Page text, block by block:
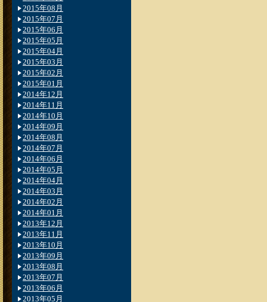
2015年08月
2015年07月
2015年06月
2015年05月
2015年04月
2015年03月
2015年02月
2015年01月
2014年12月
2014年11月
2014年10月
2014年09月
2014年08月
2014年07月
2014年06月
2014年05月
2014年04月
2014年03月
2014年02月
2014年01月
2013年12月
2013年11月
2013年10月
2013年09月
2013年08月
2013年07月
2013年06月
2013年05月